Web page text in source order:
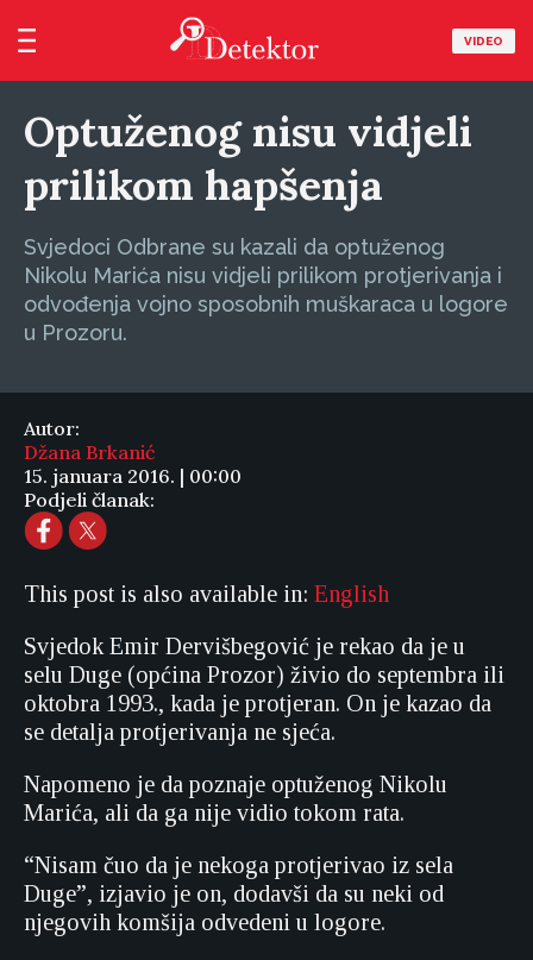
VIDEO
Optuženog nisu vidjeli
prilikom hapšenja
Svjedoci Odbrane su kazali da optuženog
Nikolu Marića nisu vidjeli prilikom protjerivanja i
odvođenja vojno sposobnih muškaraca u logore
u Prozoru.
Autor:
Džana Brkanić
15. januara 2016. | 00:00
Podjeli članak:
This post is also available in: English
Svjedok Emir Dervišbegović je rekao da je u
selu Duge (općina Prozor) živio do septembra ili
oktobra 1993., kada je protjeran. On je kazao da
se detalja protjerivanja ne sjeća.
Napomeno je da poznaje optuženog Nikolu
Marića, ali da ga nije vidio tokom rata.
“Nisam čuo da je nekoga protjerivao iz sela
Duge”, izjavio je on, dodavši da su neki od
njegovih komšija odvedeni u logore.